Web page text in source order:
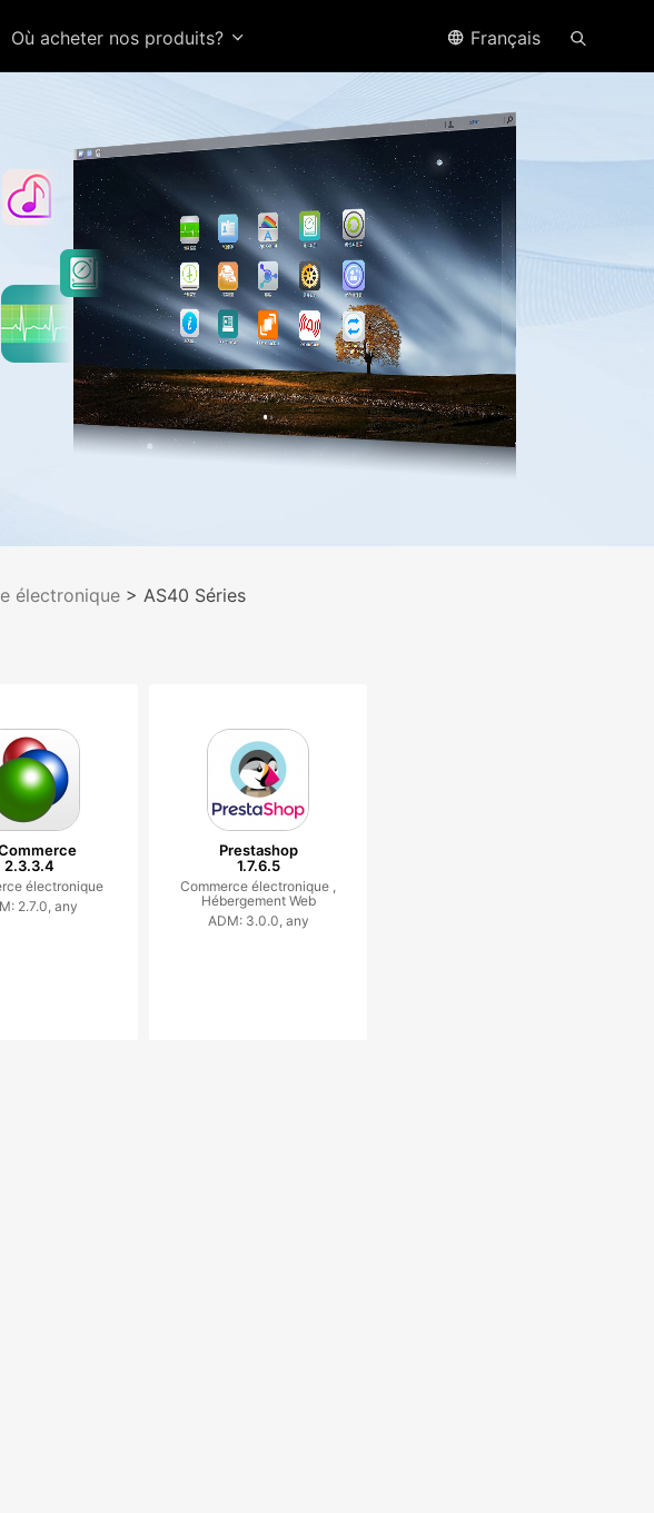
Où acheter nos produits? Français
électronique > AS40 Séries
2.3.3.4
électronique
2.7.0, any
Prestashop
1.7.6.5
Commerce électronique ,
Hébergement Web
ADM: 3.0.0, any